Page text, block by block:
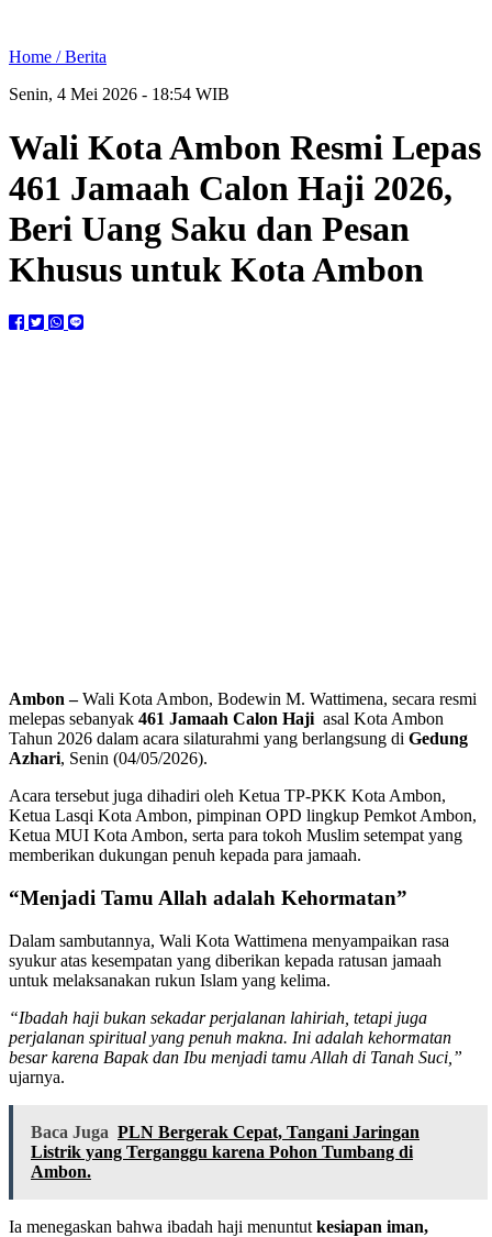
Home /Berita
Senin, 4 Mei 2026 - 18:54 WIB
Wali Kota Ambon Resmi Lepas
461 Jamaah Calon Haji 2026,
Beri Uang Saku dan Pesan
Khusus untuk Kota Ambon
Ambon –Wali Kota Ambon, Bodewin M. Wattimena, secara resmi
melepas sebanyak 461 Jamaah Calon Haji asal Kota Ambon
Tahun 2026 dalam acara silaturahmi yang berlangsung di Gedung
Azhari, Senin (04/05/2026).
Acara tersebut juga dihadiri oleh Ketua TP-PKK Kota Ambon,
Ketua Lasqi Kota Ambon, pimpinan OPD lingkup Pemkot Ambon,
Ketua MUI Kota Ambon, serta para tokoh Muslim setempat yang
memberikan dukungan penuh kepada para jamaah.
“Menjadi Tamu Allah adalah Kehormatan”
Dalam sambutannya, Wali Kota Wattimena menyampaikan rasa
syukur atas kesempatan yang diberikan kepada ratusan jamaah
untuk melaksanakan rukun Islam yang kelima.
“Ibadah haji bukan sekadar perjalanan lahiriah, tetapi juga
perjalanan spiritual yang penuh makna. Ini adalah kehormatan
besar karena Bapak dan Ibu menjadi tamu Allah di Tanah Suci,”
ujarnya.
Baca Juga PLN Bergerak Cepat, Tangani Jaringan
Listrik yang Terganggu karena Pohon Tumbang di
Ambon.
Ia menegaskan bahwa ibadah haji menuntut kesiapan iman,